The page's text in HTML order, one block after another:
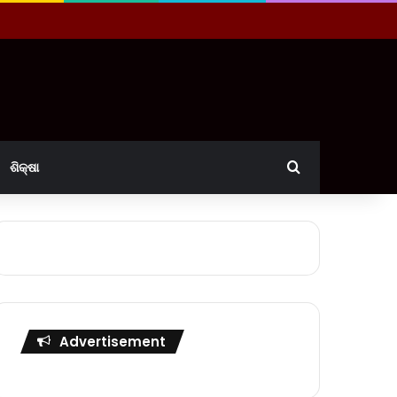
ଶିକ୍ଷା Search for
Advertisement